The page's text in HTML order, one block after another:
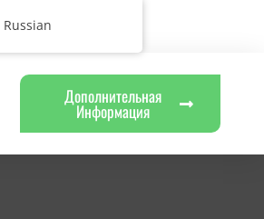
Дополнительная
Информация
Russian